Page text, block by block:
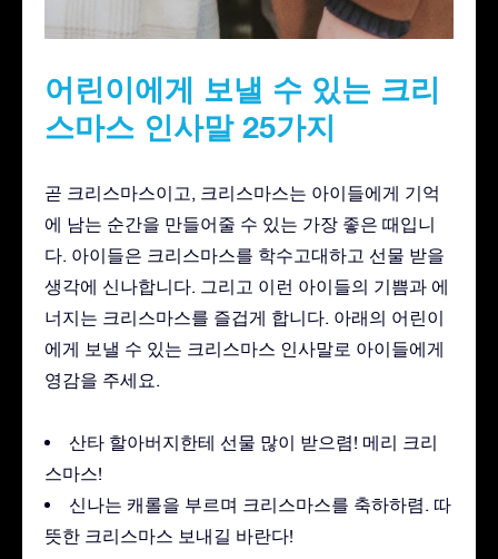
어린이에게 보낼 수 있는 크리
스마스 인사말 25가지
곧 크리스마스이고, 크리스마스는 아이들에게 기억
에 남는 순간을 만들어줄 수 있는 가장 좋은 때입니
다. 아이들은 크리스마스를 학수고대하고 선물 받을
생각에 신나합니다. 그리고 이런 아이들의 기쁨과 에
너지는 크리스마스를 즐겁게 합니다. 아래의 어린이
에게 보낼 수 있는 크리스마스 인사말로 아이들에게
영감을 주세요.
산타 할아버지한테 선물 많이 받으렴! 메리 크리
스마스!
신나는 캐롤을 부르며 크리스마스를 축하하렴. 따
뜻한 크리스마스 보내길 바란다!